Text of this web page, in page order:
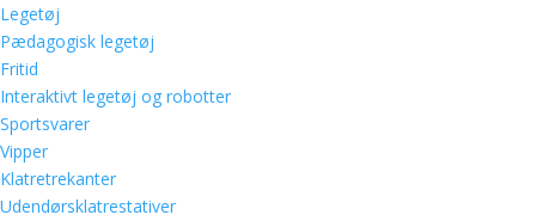
Legetøj
Pædagogisk legetøj
Fritid
Interaktivt legetøj og robotter
Sportsvarer
Vipper
Klatretrekanter
Udendørsklatrestativer